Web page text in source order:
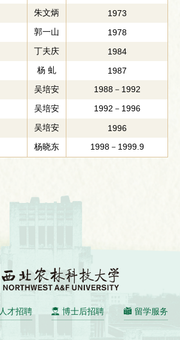
朱文炳
1973
郭一山
1978
丁夫庆
1984
杨 虬
1987
吴培安
1988－1992
吴培安
1992－1996
吴培安
1996
杨晓东 1998－1999.9
人才招聘 博士后招聘 留学服务